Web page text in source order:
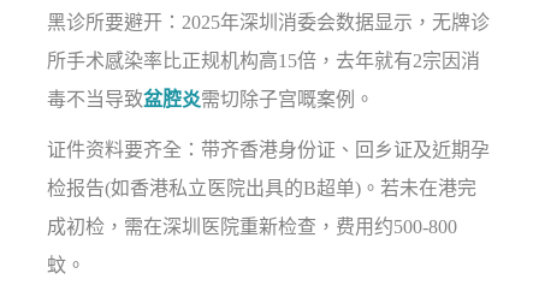
黑诊所要避开：2025年深圳消委会数据显示，无牌诊
所手术感染率比正规机构高15倍，去年就有2宗因消
毒不当导致盆腔炎需切除子宫嘅案例。
证件资料要齐全：带齐香港身份证、回乡证及近期孕
检报告(如香港私立医院出具的B超单)。若未在港完
成初检，需在深圳医院重新检查，费用约500-800
蚊。